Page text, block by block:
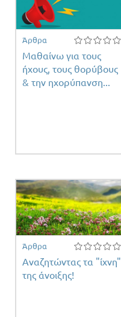
Άρθρα
Μαθαίνω για τους
ήχους, τους θορύβους
& την ηχορύπανση...
Άρθρα
Αναζητώντας τα "ίχνη"
της άνοιξης!